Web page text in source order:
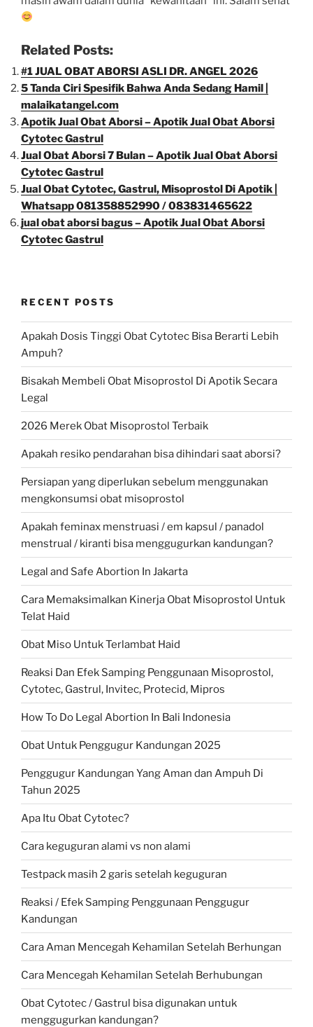
Related Posts:
#1 JUAL OBAT ABORSI ASLI DR. ANGEL 2026
5 Tanda Ciri Spesifik Bahwa Anda Sedang Hamil |
malaikatangel.com
Apotik Jual Obat Aborsi – Apotik Jual Obat Aborsi
Cytotec Gastrul
Jual Obat Aborsi 7 Bulan – Apotik Jual Obat Aborsi
Cytotec Gastrul
Jual Obat Cytotec, Gastrul, Misoprostol Di Apotik |
Whatsapp 081358852990 / 083831465622
jual obat aborsi bagus – Apotik Jual Obat Aborsi
Cytotec Gastrul
RECENT POSTS
Apakah Dosis Tinggi Obat Cytotec Bisa Berarti Lebih
Ampuh?
Bisakah Membeli Obat Misoprostol Di Apotik Secara
Legal
2026 Merek Obat Misoprostol Terbaik
Apakah resiko pendarahan bisa dihindari saat aborsi?
Persiapan yang diperlukan sebelum menggunakan
mengkonsumsi obat misoprostol
Apakah feminax menstruasi / em kapsul / panadol
menstrual / kiranti bisa menggugurkan kandungan?
Legal and Safe Abortion In Jakarta
Cara Memaksimalkan Kinerja Obat Misoprostol Untuk
Telat Haid
Obat Miso Untuk Terlambat Haid
Reaksi Dan Efek Samping Penggunaan Misoprostol,
Cytotec, Gastrul, Invitec, Protecid, Mipros
How To Do Legal Abortion In Bali Indonesia
Obat Untuk Penggugur Kandungan 2025
Penggugur Kandungan Yang Aman dan Ampuh Di
Tahun 2025
Apa Itu Obat Cytotec?
Cara keguguran alami vs non alami
Testpack masih 2 garis setelah keguguran
Reaksi / Efek Samping Penggunaan Penggugur
Kandungan
Cara Aman Mencegah Kehamilan Setelah Berhungan
Cara Mencegah Kehamilan Setelah Berhubungan
Obat Cytotec / Gastrul bisa digunakan untuk
menggugurkan kandungan?